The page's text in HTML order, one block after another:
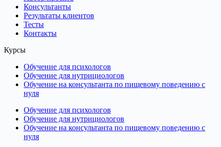
Консультанты
Результаты клиентов
Тесты
Контакты
Курсы
Обучение для психологов
Обучение для нутрициологов
Обучение на консультанта по пищевому поведению с
нуля
Обучение для психологов
Обучение для нутрициологов
Обучение на консультанта по пищевому поведению с
нуля